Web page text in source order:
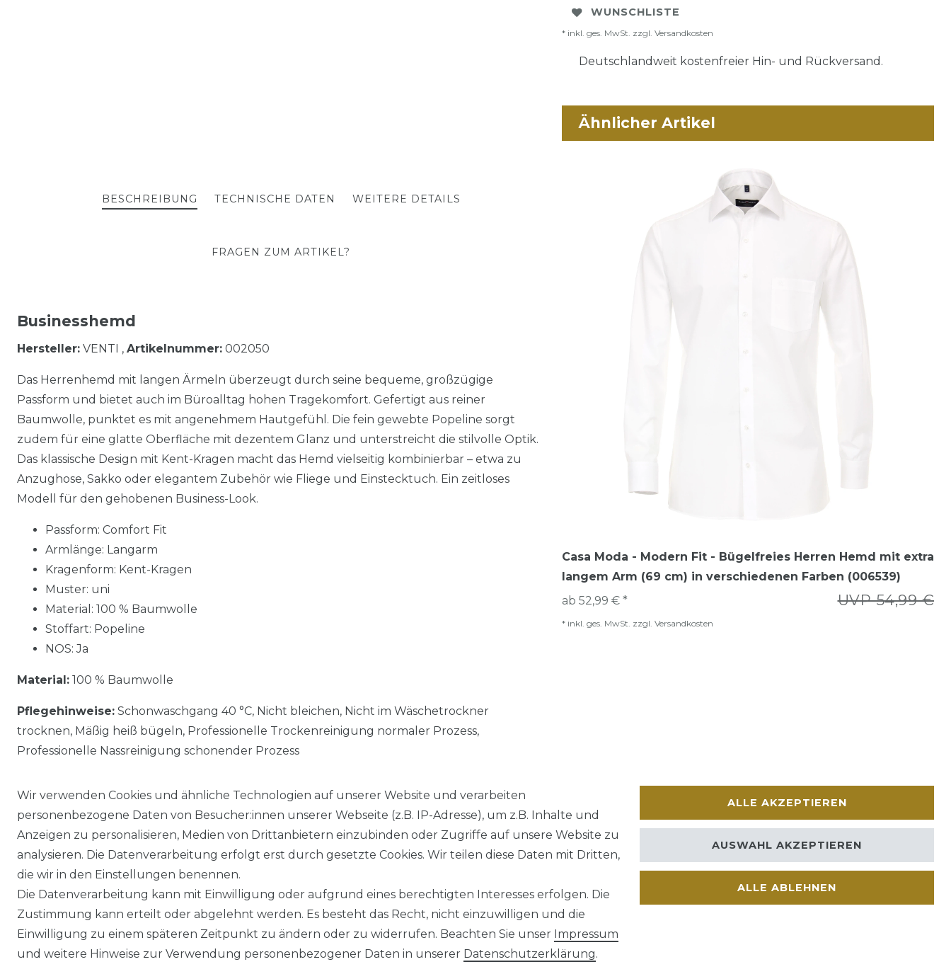
WUNSCHLISTE
* inkl. ges. MwSt. zzgl. Versandkosten
Deutschlandweit kostenfreier Hin- und Rückversand.
BESCHREIBUNG TECHNISCHE DATEN WEITERE DETAILS
FRAGEN ZUM ARTIKEL?
Businesshemd
Hersteller: VENTI , Artikelnummer: 002050
Das Herrenhemd mit langen Ärmeln überzeugt durch seine bequeme, großzügige
Passform und bietet auch im Büroalltag hohen Tragekomfort. Gefertigt aus reiner
Baumwolle, punktet es mit angenehmem Hautgefühl. Die fein gewebte Popeline sorgt
zudem für eine glatte Oberfläche mit dezentem Glanz und unterstreicht die stilvolle Optik.
Das klassische Design mit Kent-Kragen macht das Hemd vielseitig kombinierbar – etwa zu
Anzughose, Sakko oder elegantem Zubehör wie Fliege und Einstecktuch. Ein zeitloses
Modell für den gehobenen Business-Look.
Passform: Comfort Fit
Armlänge: Langarm
Kragenform: Kent-Kragen
Muster: uni
Material: 100 % Baumwolle
Stoffart: Popeline
NOS: Ja
Material: 100 % Baumwolle
Pflegehinweise: Schonwaschgang 40 °C, Nicht bleichen, Nicht im Wäschetrockner
trocknen, Mäßig heiß bügeln, Professionelle Trockenreinigung normaler Prozess,
Professionelle Nassreinigung schonender Prozess
Ähnlicher Artikel
Casa Moda - Modern Fit - Bügelfreies Herren Hemd mit extra
langem Arm (69 cm) in verschiedenen Farben (006539)
UVP 54,99 €
ab 52,99 € *
* inkl. ges. MwSt. zzgl. Versandkosten
Impressum Daten­schutz­erklärung AGB Barrierefreiheitserklärung Widerrufs­recht
Wir verwenden Cookies und ähnliche Technologien auf unserer Website und verarbeiten
personenbezogene Daten von Besucher:innen unserer Webseite (z.B. IP-Adresse), um z.B. Inhalte und
Anzeigen zu personalisieren, Medien von Drittanbietern einzubinden oder Zugriffe auf unsere Website zu
analysieren. Die Datenverarbeitung erfolgt erst durch gesetzte Cookies. Wir teilen diese Daten mit Dritten,
die wir in den Einstellungen benennen.
Die Datenverarbeitung kann mit Einwilligung oder aufgrund eines berechtigten Interesses erfolgen. Die
Zustimmung kann erteilt oder abgelehnt werden. Es besteht das Recht, nicht einzuwilligen und die
Einwilligung zu einem späteren Zeitpunkt zu ändern oder zu widerrufen. Beachten Sie unser Impressum
und weitere Hinweise zur Verwendung personenbezogener Daten in unserer Daten­schutz­erklärung.
ALLE AKZEPTIEREN
ALLE ABLEHNEN
AUSWAHL AKZEPTIEREN